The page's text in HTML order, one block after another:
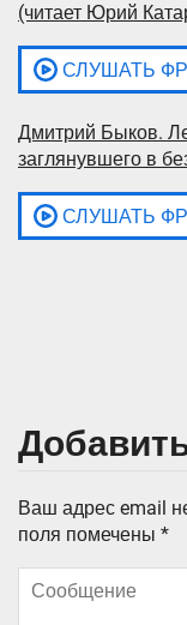
(читает Юрий
Дмитрий Быков.
заглянувшего в
Ваш адрес email
поля помечены *